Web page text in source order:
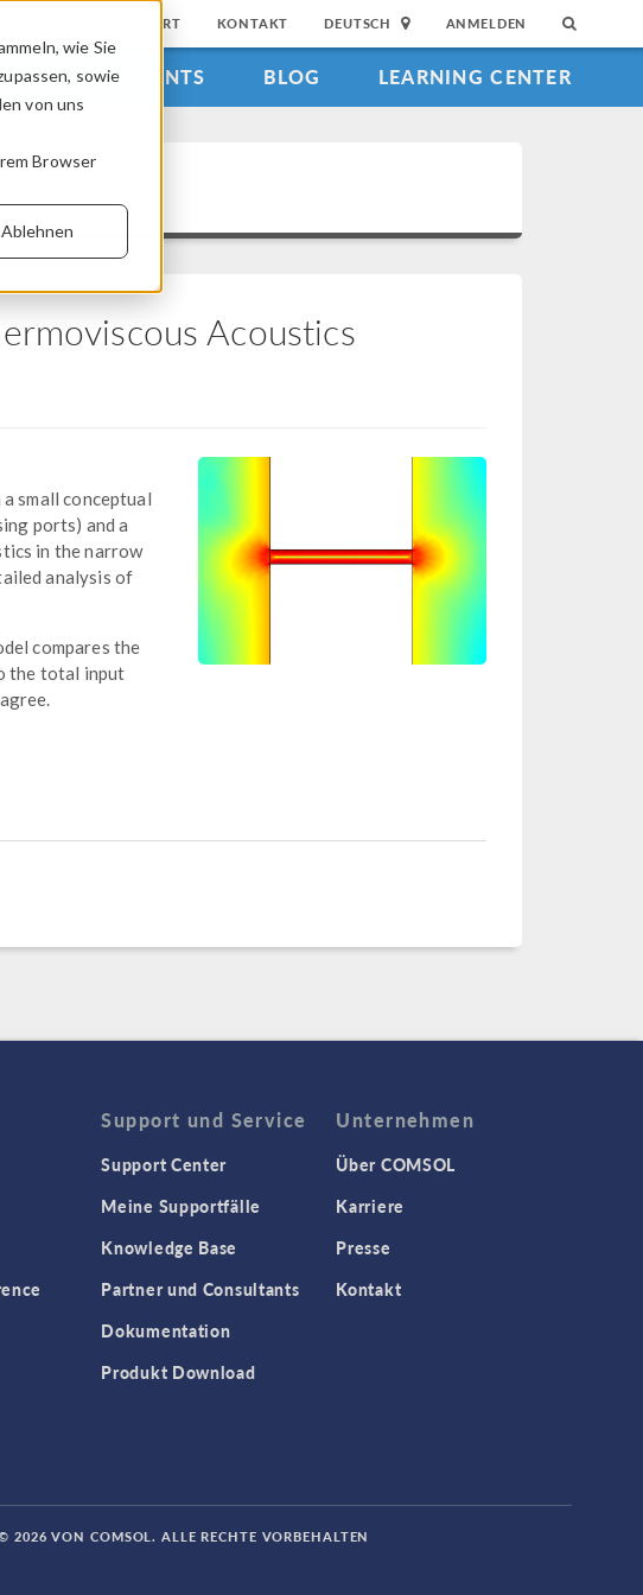
wie Sie
sowie
von uns
Browser
Ablehnen
SUPPORT KONTAKT DEUTSCH ANMELDEN
EVENTS BLOG LEARNING CENTER
Acoustics
small conceptual
ports) and a
in the narrow
analysis of
compares the
the total input
Support und Service
Support Center
Meine Supportfälle
Knowledge Base
Partner und Consultants
Dokumentation
Produkt Download
Unternehmen
Über COMSOL
Karriere
Presse
Kontakt
2026 VON COMSOL. ALLE RECHTE VORBEHALTEN